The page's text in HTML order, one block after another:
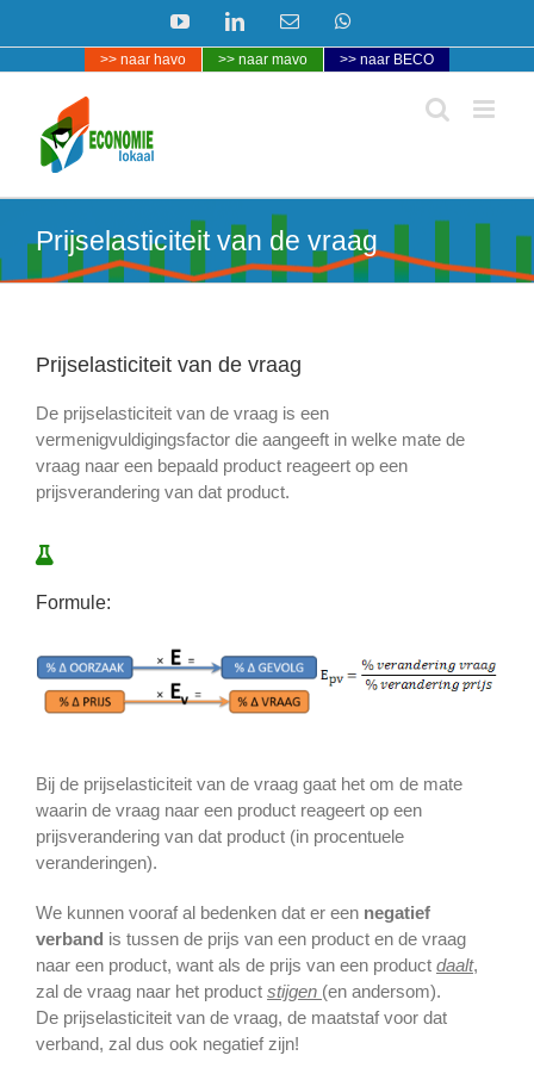
YouTubeLinkedInE-
>> naar havo >> naar mavo >> naar BECO
Prijselasticiteit van de vraag
Prijselasticiteit van de vraag
De prijselasticiteit van de vraag is een
vermenigvuldigingsfactor die aangeeft in welke mate de
vraag naar een bepaald product reageert op een
prijsverandering van dat product.
Formule:
Bij de prijselasticiteit van de vraag gaat het om de mate
waarin de vraag naar een product reageert op een
prijsverandering van dat product (in procentuele
veranderingen).
We kunnen vooraf al bedenken dat er een negatief
verband is tussen de prijs van een product en de vraag
naar een product, want als de prijs van een product daalt,
zal de vraag naar het product stijgen (en andersom).
De prijselasticiteit van de vraag, de maatstaf voor dat
verband, zal dus ook negatief zijn!